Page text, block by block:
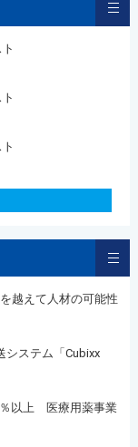
越えて人材の可能性
ステム「Cubixx
以上 医療用薬事業